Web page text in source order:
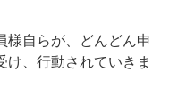
様自らが、どんどん申
け、行動されていきま